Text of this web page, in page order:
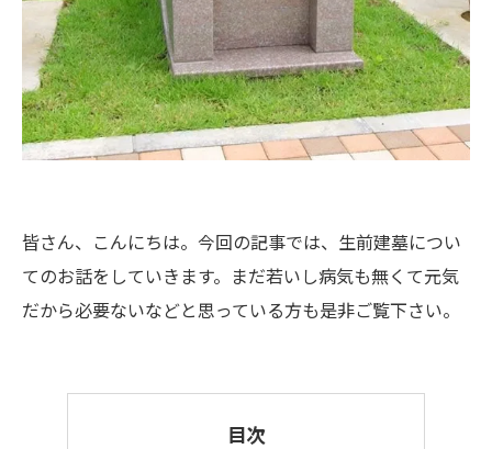
皆さん、こんにちは。今回の記事では、生前建墓につい
てのお話をしていきます。まだ若いし病気も無くて元気
だから必要ないなどと思っている方も是非ご覧下さい。
目次